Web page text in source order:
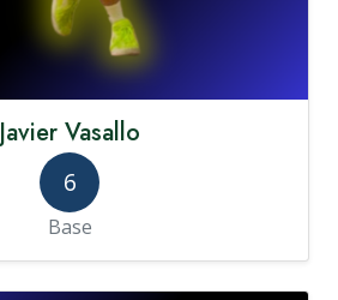
Javier Vasallo
6
Base